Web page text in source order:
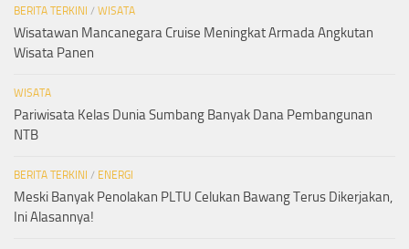
BERITA TERKINI / WISATA
Wisatawan Mancanegara Cruise Meningkat Armada Angkutan
Wisata Panen
WISATA
Pariwisata Kelas Dunia Sumbang Banyak Dana Pembangunan
NTB
BERITA TERKINI / ENERGI
Meski Banyak Penolakan PLTU Celukan Bawang Terus Dikerjakan,
Ini Alasannya!